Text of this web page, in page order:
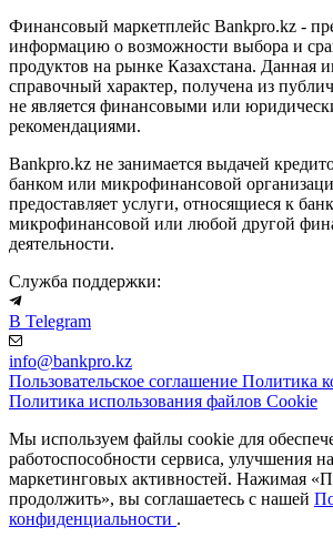
Финансовый маркетплейс Bankpro.kz -
информацию о возможности выбора и
продуктов на рынке Казахстана. Данная
справочный характер, получена из
не является финансовыми или
рекомендациями.
Bankpro.kz не занимается выдачей
банком или микрофинансовой
предоставляет услуги, относящиеся к
микрофинансовой или любой другой
деятельности.
Служба поддержки:
В Telegram
info@bankpro.kz
Пользовательское соглашение Политика
Политика использования файлов Cookie
Мы используем файлы cookie для
работоспособности сервиса, улучшения
маркетинговых активностей. Нажимая
продолжить», вы соглашаетесь с нашей
конфиденциальности .